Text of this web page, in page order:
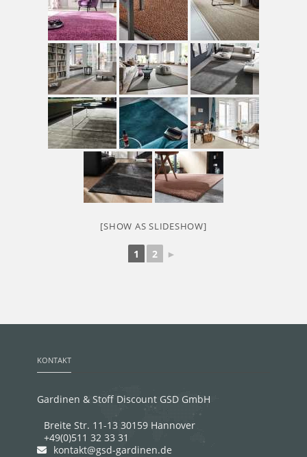
[SHOW AS SLIDESHOW]
1 2 ►
KONTAKT
Gardinen & Stoff Discount GSD GmbH
Breite Str. 11-13 30159 Hannover
+49(0)511 32 33 31
kontakt@gsd-gardinen.de